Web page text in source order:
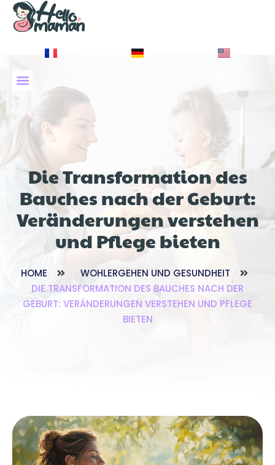
Die Transformation des
Bauches nach der Geburt:
Veränderungen verstehen
und Pflege bieten
HOME
WOHLERGEHEN UND GESUNDHEIT
DIE TRANSFORMATION DES BAUCHES NACH DER
GEBURT: VERÄNDERUNGEN VERSTEHEN UND PFLEGE
BIETEN